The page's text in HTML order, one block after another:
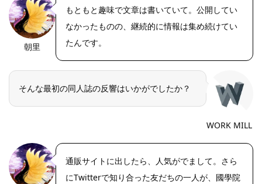
朝里
もともと趣味で文章は書いていて。公開してい
なかったものの、継続的に情報は集め続けてい
たんです。
そんな最初の同人誌の反響はいかがでしたか？
WORK MILL
通販サイトに出したら、人気がでまして。さら
にTwitterで知り合った友だちの一人が、國學院